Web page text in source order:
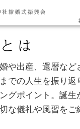
社結婚式振興会とは
・披露宴までの流れ
や出産、還暦など
での人生を振り返
グポイント。 誕生
な儀礼や風習をご